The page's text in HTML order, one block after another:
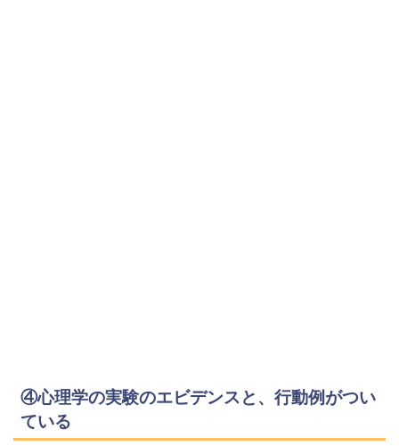
④心理学の実験のエビデンスと、行動例がつい
ている